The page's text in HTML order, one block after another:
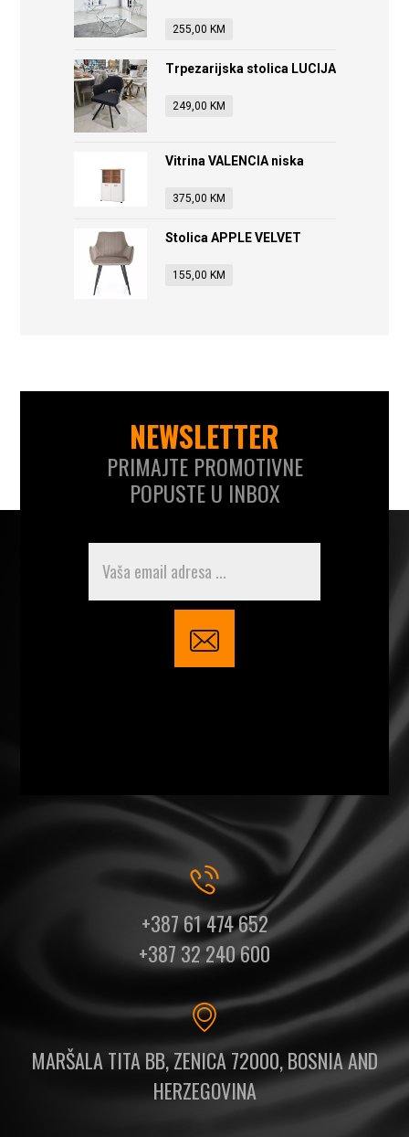
255,00 KM
Trpezarijska stolica LUCIJA
249,00 KM
Vitrina VALENCIA niska
375,00 KM
Stolica APPLE VELVET
155,00 KM
NEWSLETTER
PRIMAJTE PROMOTIVNE
POPUSTE U INBOX
+387 61 474 652
+387 32 240 600
MARŠALA TITA BB, ZENICA 72000, BOSNIA AND
HERZEGOVINA